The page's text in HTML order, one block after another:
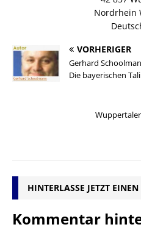
Nordrhein
VORHERIGER
Gerhard
Die bayerischen
HINTERLASSE JETZT
Kommentar